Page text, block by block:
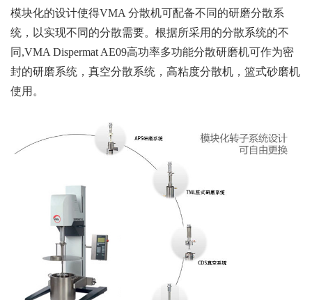
模块化的设计使得VMA 分散机可配备不同的研磨分散系
统，以实现不同的分散需要。根据所采用的分散系统的不
同,VMA Dispermat AE09高功率多功能分散研磨机可作为密
封的研磨系统，真空分散系统，高粘度分散机，篮式砂磨机
使用。